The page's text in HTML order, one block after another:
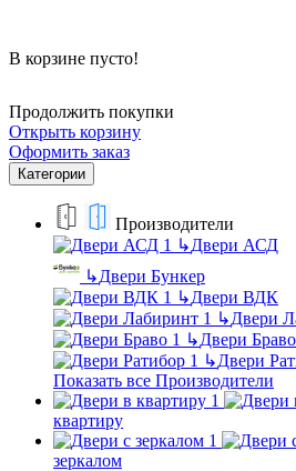
В корзине пусто!
Продолжить покупки
Открыть корзину
Оформить заказ
Категории
Производители
↳Двери АСД
↳Двери Бункер
↳Двери ВДК
↳Двери
↳Двери Браво
↳Двери
Показать все Производители
квартиру
зеркалом